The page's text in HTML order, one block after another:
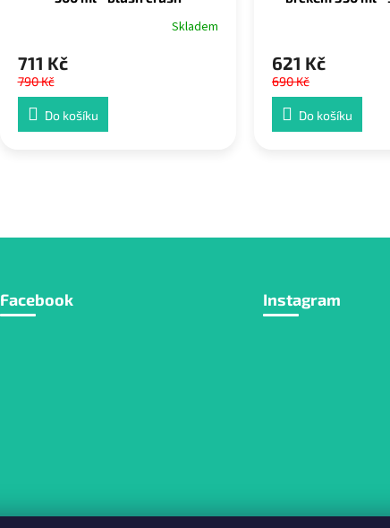
Skladem
711 Kč
790 Kč
Do košíku
621 Kč
690 Kč
Do košíku
Facebook Instagram